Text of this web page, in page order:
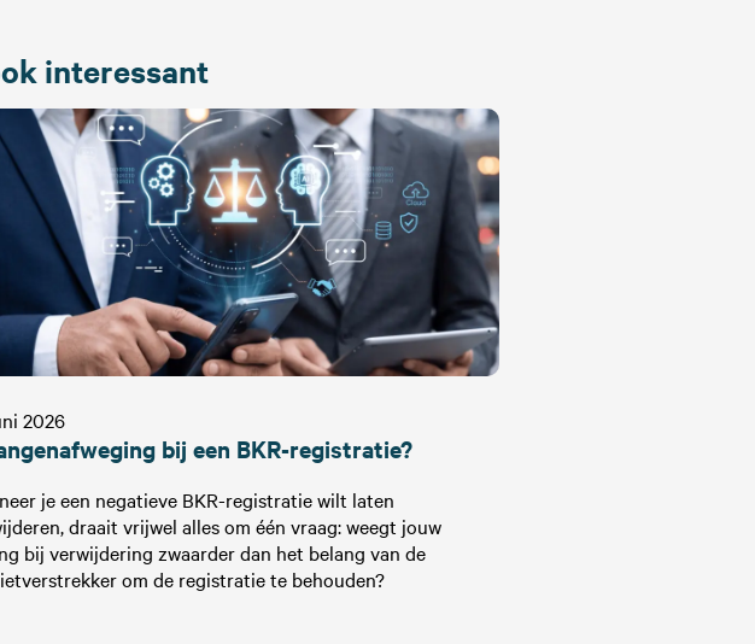
interessant
2026
bij een BKR-registratie?
je een negatieve BKR-registratie wilt laten
draait vrijwel alles om één vraag: weegt jouw
bij verwijdering zwaarder dan het belang van de
om de registratie te behouden?